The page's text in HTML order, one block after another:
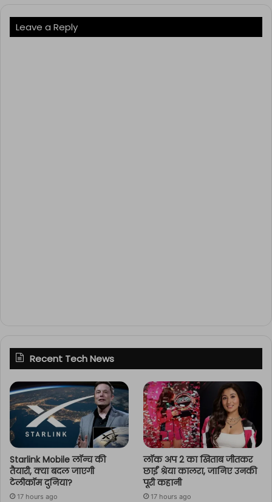
Leave a Reply
Recent Tech News
Starlink Mobile लॉन्च की
तैयारी, क्या बदल जाएगी
टेलीकॉम दुनिया?
17 hours ago
लॉक अप 2 का खिताब जीतकर
छाईं श्रेया कालरा, जानिए उनकी
पूरी कहानी
17 hours ago